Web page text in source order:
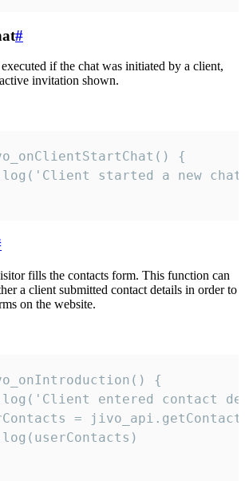
#
if the chat was initiated by a client,
invitation shown.
{
started a new
fills the contacts form. This function can
a client submitted contact details in order to
on the website.
{
entered contact
=